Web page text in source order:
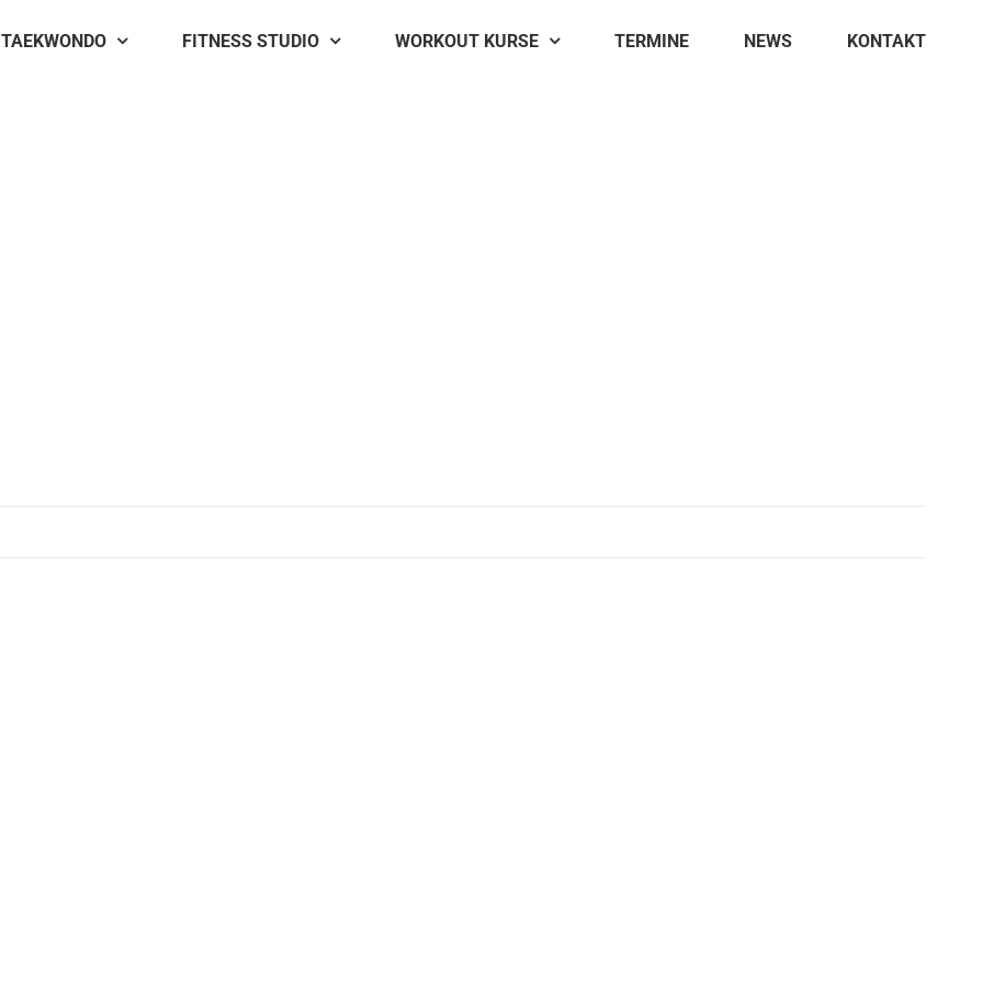
TAEKWONDO FITNESS STUDIO WORKOUT KURSE TERMINE NEWS KONTAKT